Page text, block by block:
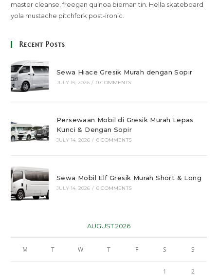
master cleanse, freegan quinoa bieman tin. Hella skateboard
yola mustache pitchfork post-ironic.
Recent Posts
Sewa Hiace Gresik Murah dengan Sopir
JULY 15, 2026 / 0 COMMENTS
Persewaan Mobil di Gresik Murah Lepas
Kunci & Dengan Sopir
JULY 14, 2026 / 0 COMMENTS
Sewa Mobil Elf Gresik Murah Short & Long
JULY 14, 2026 / 0 COMMENTS
AUGUST 2026
M T W T F S S
1 2